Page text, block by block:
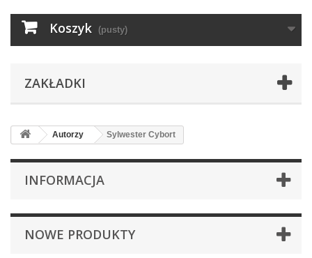
Koszyk (pusty)
ZAKŁADKI
Autorzy Sylwester Cybort
INFORMACJA
NOWE PRODUKTY